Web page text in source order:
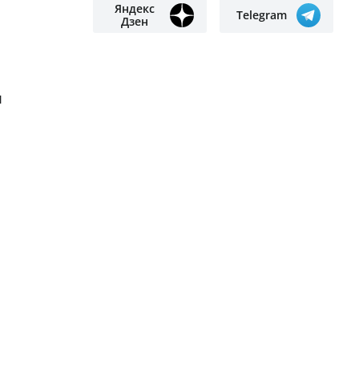
Яндекс
Дзен
Telegram